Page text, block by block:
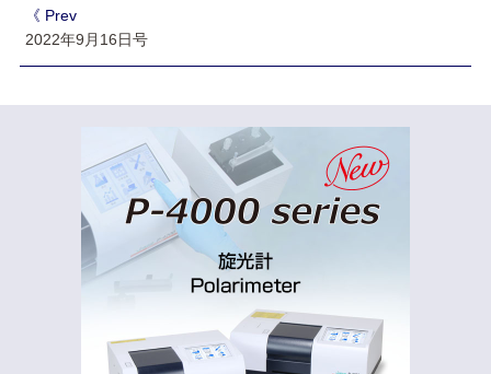
《 Prev
2022年9月16日号